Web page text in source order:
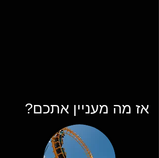
אז מה מעניין אתכם?